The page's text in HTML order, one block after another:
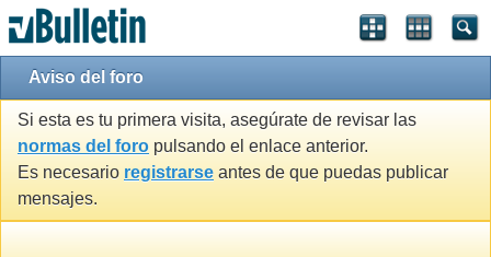
Aviso del foro
Si esta es tu primera visita, asegúrate de revisar las
normas del foro pulsando el enlace anterior.
Es necesario registrarse antes de que puedas publicar
mensajes.